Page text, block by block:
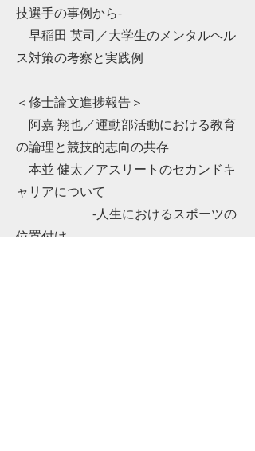
技選手の事例から-
早稲田 英司／大学生のメンタルヘル
ス対策の考察と実践例
＜修士論文進捗報告＞
阿嘉 翔也／運動部活動における教育
の論理と競技的志向の共存
本並 健太／アスリートのセカンドキ
ャリアについて
-人生におけるスポーツの
位置付け-